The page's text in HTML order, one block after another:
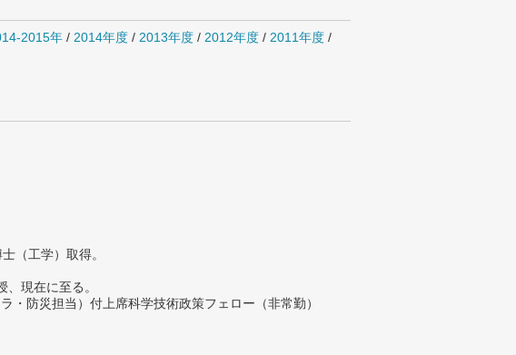
2015年 / 2014年度 / 2013年度 / 2012年度 / 2011年度 /
（工学）取得。
現在に至る。
防災担当）付上席科学技術政策フェロー（非常勤）